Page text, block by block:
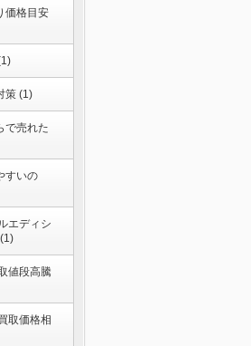
価格目安
策 (1)
で売れた
すいの
エディシ
値段高騰
取価格相